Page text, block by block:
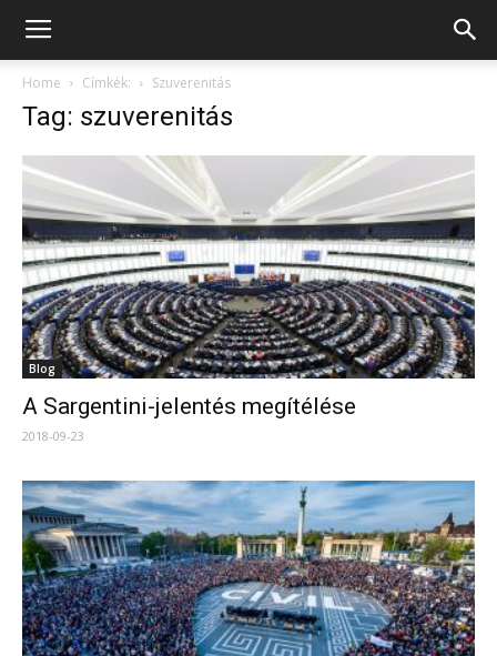
Home Címkék: Szuverenitás
Tag: szuverenitás
Blog
A Sargentini-jelentés megítélése
2018-09-23